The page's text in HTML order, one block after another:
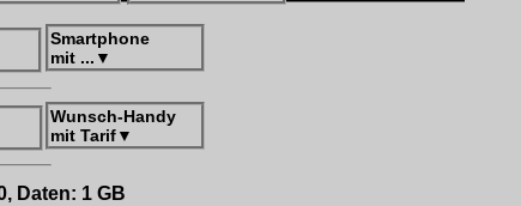
Smartphone
mit ... ▼
Wunsch-Handy
mit Tarif▼
Daten: 1 GB